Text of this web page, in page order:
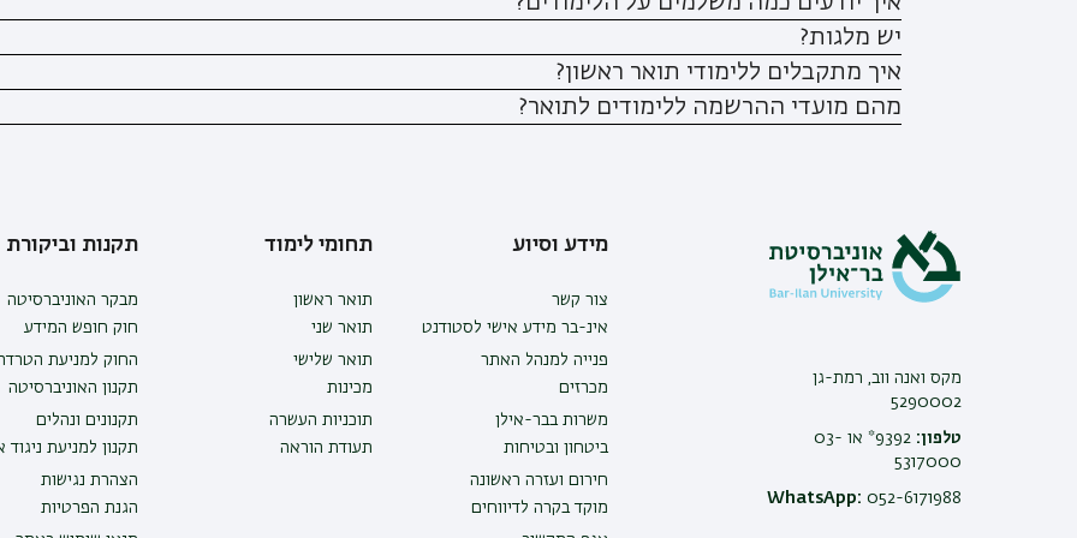
יש מלגות?
איך מתקבלים ללימודי תואר ראשון?
מהם מועדי ההרשמה ללימודים לתואר?
מקס ואנה ווב, רמת-גן
5290002
טלפון:
9392* או 03-
5317000
WhatsApp: 052-6171988
מידע וסיוע
צור קשר
אינ-בר מידע אישי לסטודנט
פנייה למנהל האתר
מכרזים
משרות בבר-אילן
ביטחון ובטיחות
חירום ועזרה ראשונה
מוקד בקרה לדיווחים
תחומי לימוד
תואר ראשון
תואר שני
תואר שלישי
מכינות
תוכניות העשרה
תעודת הוראה
תקנות וביקורת
מבקר האוניברסיטה
חוק חופש המידע
החוק למניעת
תקנון האוניברסיטה
תקנונים ונהלים
תקנון למניעת ניגוד
הצהרת נגישות
הגנת הפרטיות